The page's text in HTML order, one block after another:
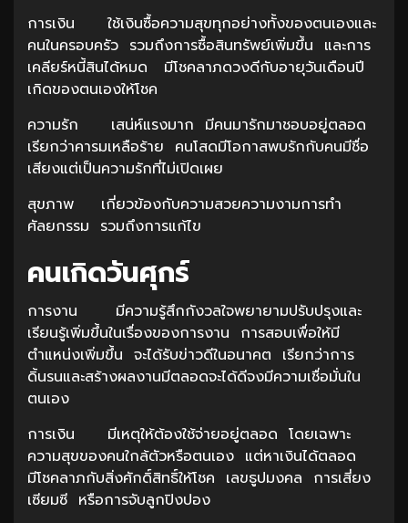
การเงิน ใช้เงินซื้อความสุขทุกอย่างทั้งของตนเองและ
คนในครอบครัว รวมถึงการซื้อสินทรัพย์เพิ่มขึ้น และการ
เคลียร์หนี้สินได้หมด มีโชคลาภดวงดีกับอายุวันเดือนปี
เกิดของตนเองให้โชค
ความรัก เสน่ห์แรงมาก มีคนมารักมาชอบอยู่ตลอด
เรียกว่าคารมเหลือร้าย คนโสดมีโอกาสพบรักกับคนมีชื่อ
เสียงแต่เป็นความรักที่ไม่เปิดเผย
สุขภาพ เกี่ยวข้องกับความสวยความงามการทำ
ศัลยกรรม รวมถึงการแก้ไข
คนเกิดวันศุกร์
การงาน มีความรู้สึกกังวลใจพยายามปรับปรุงและ
เรียนรู้เพิ่มขึ้นในเรื่องของการงาน การสอบเพื่อให้มี
ตำแหน่งเพิ่มขึ้น จะได้รับข่าวดีในอนาคต เรียกว่าการ
ดิ้นรนและสร้างผลงานมีตลอดจะได้ดีจงมีความเชื่อมั่นใน
ตนเอง
การเงิน มีเหตุให้ต้องใช้จ่ายอยู่ตลอด โดยเฉพาะ
ความสุขของคนใกล้ตัวหรือตนเอง แต่หาเงินได้ตลอด
มีโชคลาภกับสิ่งศักดิ์สิทธิ์ให้โชค เลขธูปมงคล การเสี่ยง
เซียมซี หรือการจับลูกปิงปอง